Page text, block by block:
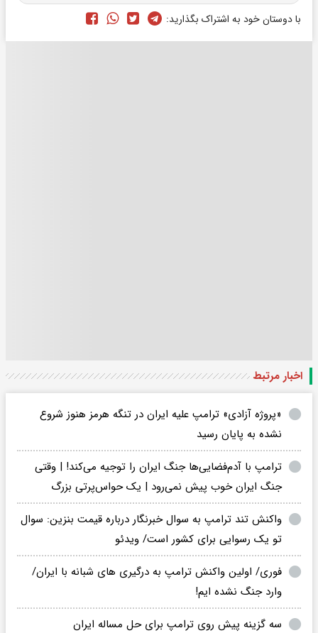
با دوستان خود به اشتراک بگذارید:
اخبار مرتبط
«پروژه آزادی» ترامپ علیه ایران در تنگه هرمز هنوز شروع
نشده به پایان رسید
ترامپ با آدم‌فضایی‌ها جنگ ایران را توجیه می‌کند! | وقتی
جنگ ایران خوب پیش نمی‌رود | یک حواس‌پرتی بزرگ
واکنش تند ترامپ به سوال خبرنگار درباره قیمت بنزین: سوال
تو یک رسوایی برای کشور است/ ویدئو
فوری/ اولین واکنش ترامپ به درگیری های شبانه با ایران/
وارد جنگ نشده ایم!
سه گزینه پیش روی ترامپ برای حل مساله ایران